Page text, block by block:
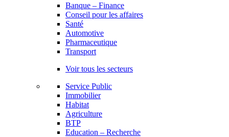
Banque – Finance
Conseil pour les affaires
Santé
Automotive
Pharmaceutique
Transport
Voir tous les secteurs
Service Public
Immobilier
Habitat
Agriculture
BTP
Education – Recherche